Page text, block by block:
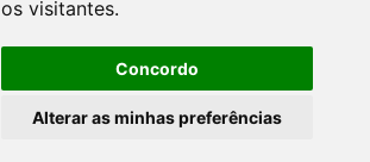
os visitantes.
Concordo
Alterar as minhas preferências
Adicionar ao carrinho